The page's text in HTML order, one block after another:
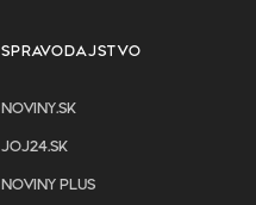
SPRAVODAJSTVO
NOVINY.SK
JOJ24.SK
NOVINY PLUS